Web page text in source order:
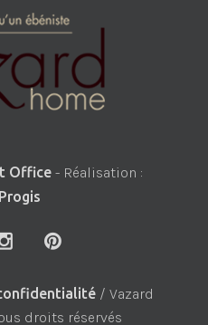
Office - Réalisation :
/ Vazard
droits réservés